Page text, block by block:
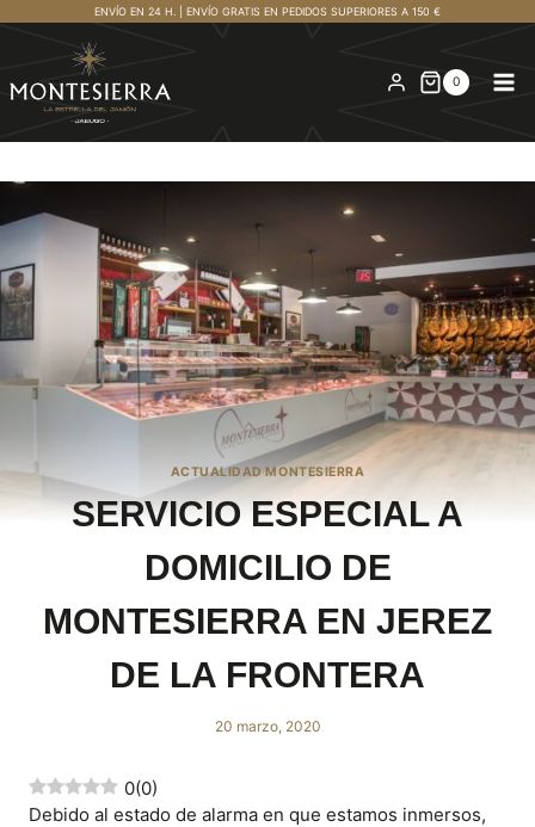
contenido
ENVÍO EN 24 H. | ENVÍO GRATIS EN PEDIDOS SUPERIORES A 150 €
0
ACTUALIDAD MONTESIERRA
SERVICIO ESPECIAL A
DOMICILIO DE
MONTESIERRA EN JEREZ
DE LA FRONTERA
20 marzo, 2020
0(0)
Debido al estado de alarma en que estamos inmersos,